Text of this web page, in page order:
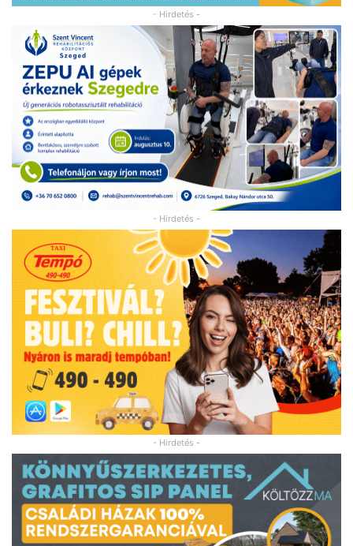
- Hirdetés -
- Hirdetés -
- Hirdetés -